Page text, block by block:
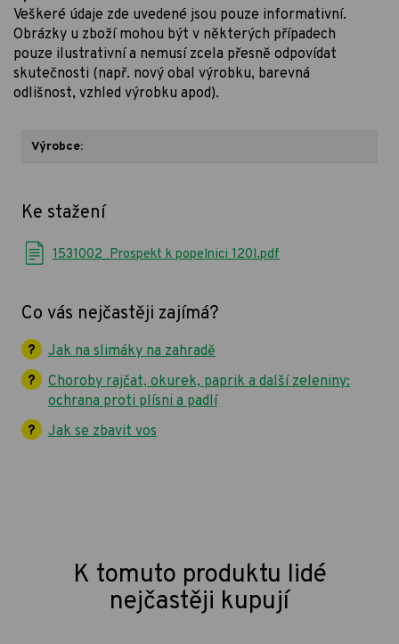
Veškeré údaje zde uvedené jsou pouze informativní.
Obrázky u zboží mohou být v některých případech
pouze ilustrativní a nemusí zcela přesně odpovídat
skutečnosti (např. nový obal výrobku, barevná
odlišnost, vzhled výrobku apod).
Výrobce:
Ke stažení
1531002_Prospekt k popelnici 120l.pdf
Co vás nejčastěji zajímá?
Jak na slimáky na zahradě
Choroby rajčat, okurek, paprik a další zeleniny:
ochrana proti plísni a padlí
Jak se zbavit vos
K tomuto produktu lidé
nejčastěji kupují